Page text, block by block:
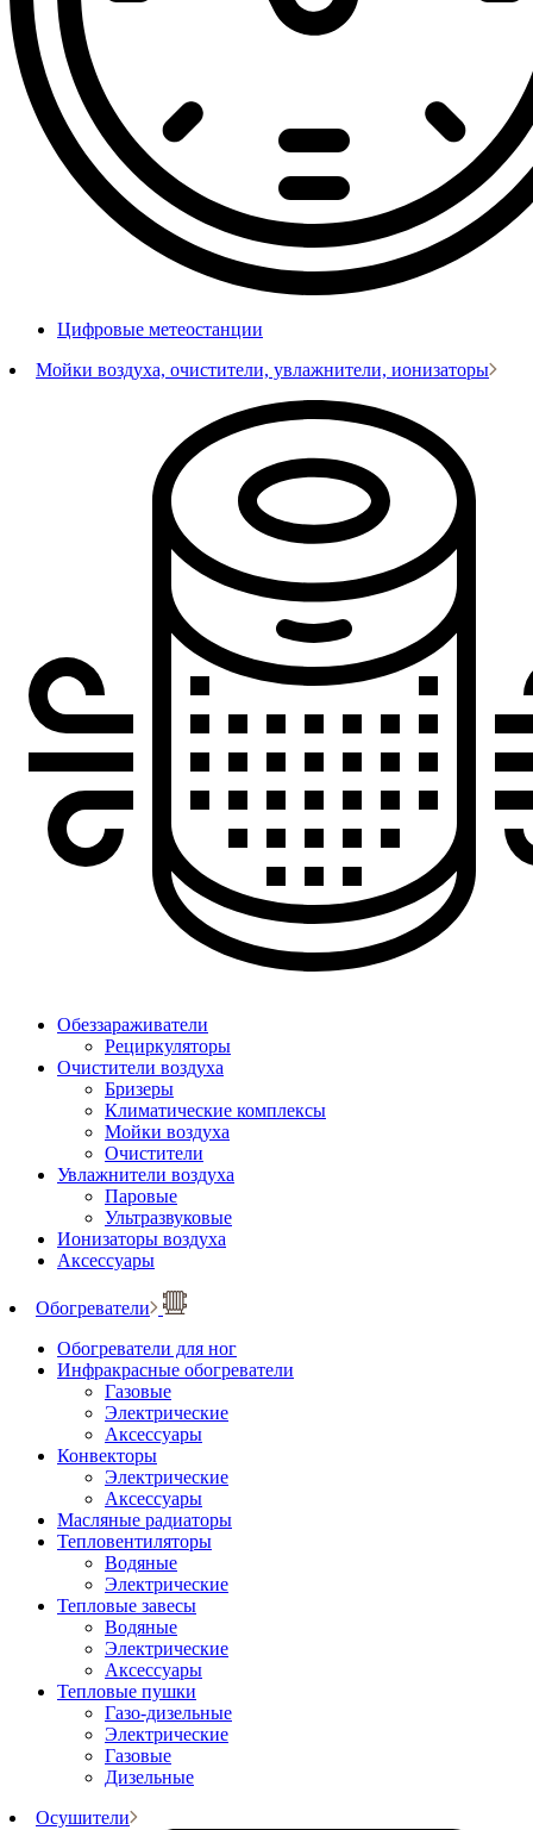
Цифровые метеостанции
Мойки воздуха, очистители, увлажнители, ионизаторы
Обеззараживатели
Рециркуляторы
Очистители воздуха
Бризеры
Климатические комплексы
Мойки воздуха
Очистители
Увлажнители воздуха
Паровые
Ультразвуковые
Ионизаторы воздуха
Аксессуары
Обогреватели
Обогреватели для ног
Инфракрасные обогреватели
Газовые
Электрические
Аксессуары
Конвекторы
Электрические
Аксессуары
Масляные радиаторы
Тепловентиляторы
Водяные
Электрические
Тепловые завесы
Водяные
Электрические
Аксессуары
Тепловые пушки
Газо-дизельные
Электрические
Газовые
Дизельные
Осушители